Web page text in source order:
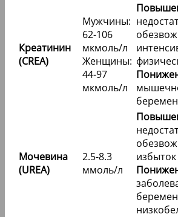
Креатинин
(CREA)
Мужчины:
62-106
мкмоль/л
Женщины:
44-97
мкмоль/л
Мочевина
(UREA)
2.5-8.3
ммоль/л